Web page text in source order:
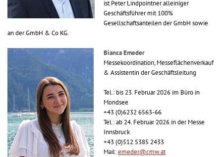
ist Peter Lindpointner alleiniger
Geschäftsführer mit 100%
Gesellschaftsanteilen der GmbH sowie
an der GmbH & Co KG.
Bianca Emeder
Messekoordination, Messeflächenverkauf
& Assistentin der Geschäftsleitung
Tel.: bis 23. Februar 2026 im Büro in
Mondsee
+43 (0)6232 6563-66
Tel.: ab 24. Februar 2026 in der Messe
Innsbruck
+43 (0)512 5385 2433
Mail:emeder@cmw.at